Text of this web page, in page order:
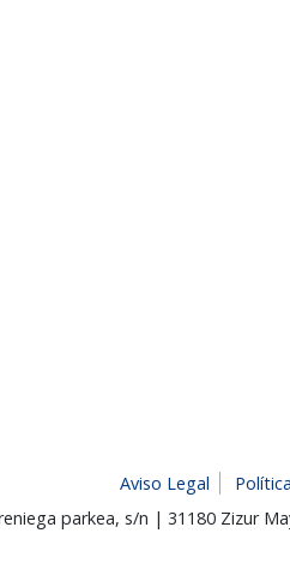
Aviso Legal
parkea, s/n | 31180 Zizur